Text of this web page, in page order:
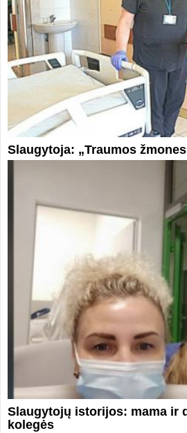
Slaugytoja: „Traumos
Slaugytojų istorijos: mama ir
kolegės